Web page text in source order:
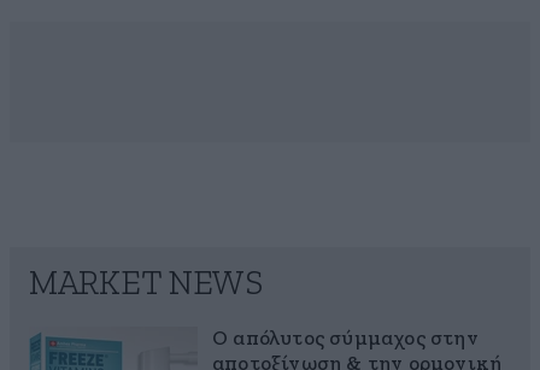
MARKET NEWS
Ο απόλυτος σύμμαχος στην
αποτοξίνωση & την ορμονική